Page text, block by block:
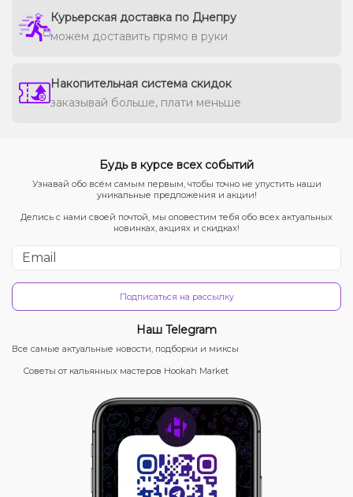
Курьерская доставка по Днепру
можем доставить прямо в руки
Накопительная система скидок
заказывай больше, плати меньше
Будь в курсе всех событий
Узнавай обо всём самым первым, чтобы точно не упустить наши
уникальные предложения и акции!
Делись с нами своей почтой, мы оповестим тебя обо всех актуальных
новинках, акциях и скидках!
Подписаться на рассылку
Наш Telegram
Все самые актуальные новости, подборки и миксы
Советы от кальянных мастеров Hookah Market